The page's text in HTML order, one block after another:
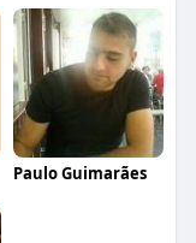
Paulo Guimarães